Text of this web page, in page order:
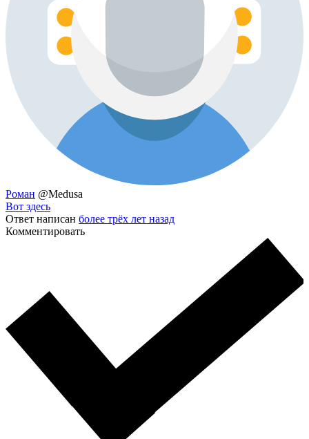
Роман @Medusa
Вот здесь
Ответ написан более трёх лет назад
Комментировать